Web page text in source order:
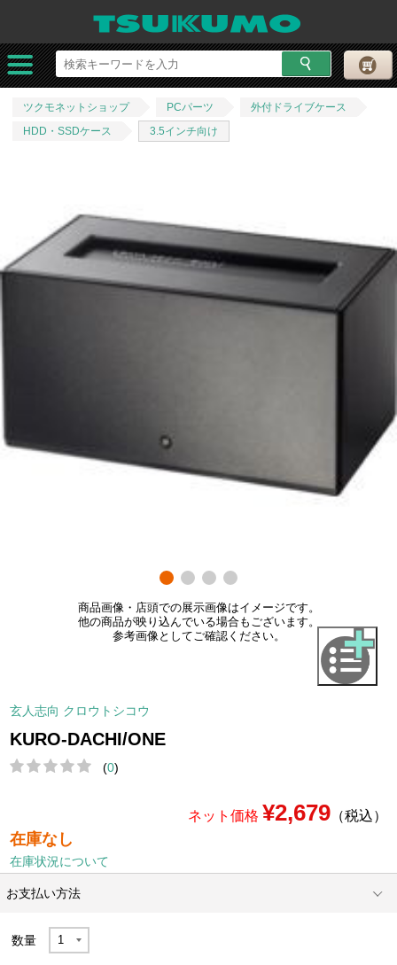
ツクモネットショップ PCパーツ
外付ドライブケース
HDD・SSDケース
3.5インチ向け
商品画像・店頭での展示画像はイメージです。
他の商品が映り込んでいる場合もございます。
参考画像としてご確認ください。
玄人志向 クロウトシコウ
KURO-DACHI/ONE
(0)
ネット価格 ¥2,679（税込）
在庫なし
在庫状況について
お支払い方法
数量